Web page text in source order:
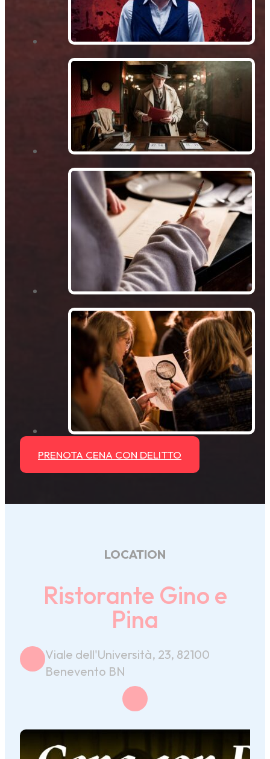
PRENOTA CENA CON DELITTO
LOCATION
Ristorante Gino e
Pina
Viale dell'Università, 23, 82100
Benevento BN